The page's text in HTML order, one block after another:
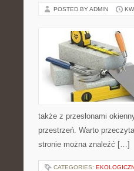
POSTED BY ADMIN
także z przesłonami
przestrzeń. Warto
stronie można znaleźć […]
CATEGORIES: